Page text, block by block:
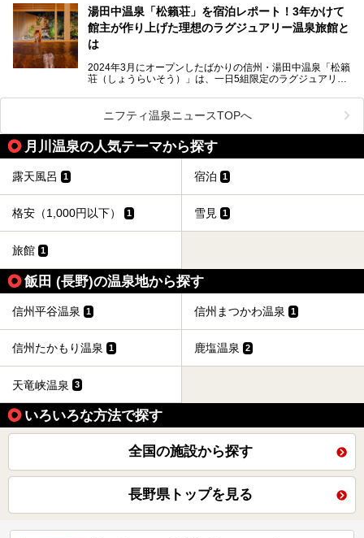
昼神温泉では、朝市などの観光スポットや、信州名物のおや
きを楽しめるグルメスポットなど、観光を楽しむにはぴった
りの場所が豊富にあります。
この記事では、昼神温泉での滞在を充実させる宿泊施設や日
帰り温泉、見どころ満載の観光・グルメスポットに加え、ア
クセス方法も順に紹介します。
湯田中温泉「松籟荘」を宿泊レポート！3年かけて
館主が作り上げた理想のラグジュアリー温泉旅館と
は
2024年3月にオープンしたばかりの信州・湯田中温泉「松籟
荘（しょうらいそう）」は、一日5組限定のラグジュアリー
ライベートに楽しめる非日常感が味わえます。また宿泊者は
道向かいの「よろづや」の大浴場「桃山風呂」や共同浴場の
「湯田中大湯」も利用ができます。
極上のお湯に浸り上質なお料理に舌鼓、特別な日に泊まりた
い湯田中温泉「松籟荘」を、実際に宿泊した目線で紹介しま
ニフティ温泉ニュースTOPへ
月川温泉の人気テーマから探す
露天風呂 1 宿泊 1
格安（1,000円以下） 1 雪見 1
旅館 1
飯田 (長野)の温泉地から探す
信州平谷温泉 1 信州まつかわ温泉 1
信州たかもり温泉 1 鹿塩温泉 2
天竜峡温泉 3
いろいろな方法で探す
全国の施設から探す
長野県トップを見る